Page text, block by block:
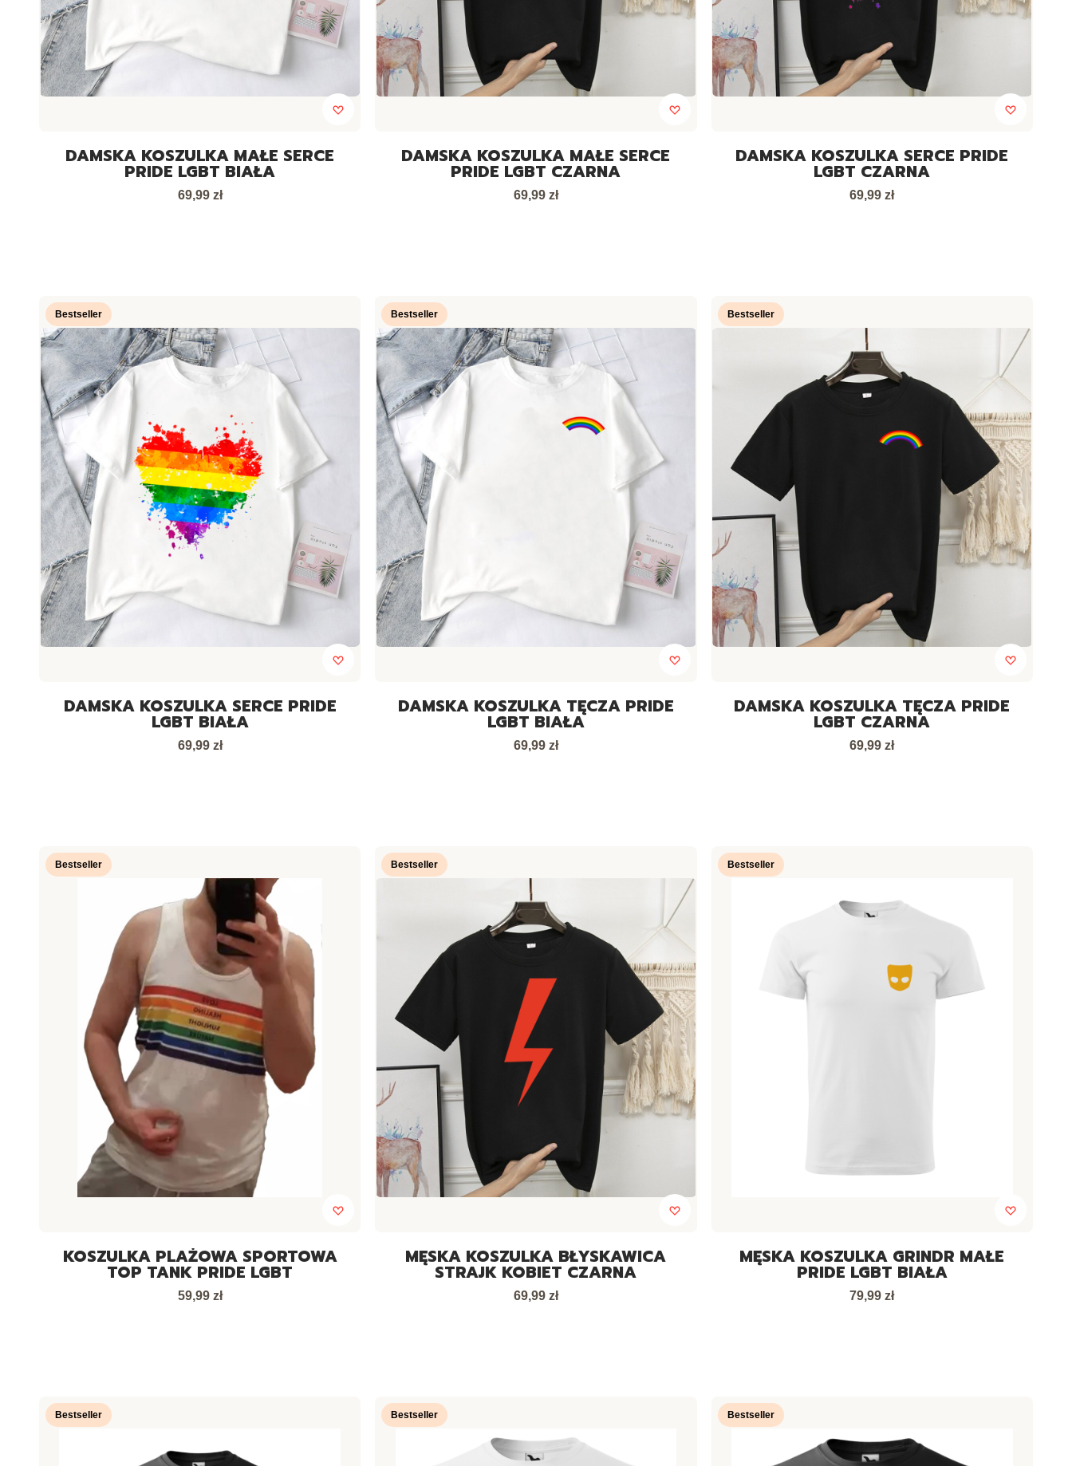
DAMSKA KOSZULKA MAŁE SERCE
PRIDE LGBT BIAŁA
Cena
69,99 zł
DAMSKA KOSZULKA MAŁE SERCE
PRIDE LGBT CZARNA
Cena
69,99 zł
DAMSKA KOSZULKA SERCE PRIDE
LGBT CZARNA
Cena
69,99 zł
Bestseller
DAMSKA KOSZULKA SERCE PRIDE
LGBT BIAŁA
Cena
69,99 zł
Bestseller
DAMSKA KOSZULKA TĘCZA PRIDE
LGBT BIAŁA
Cena
69,99 zł
Bestseller
DAMSKA KOSZULKA TĘCZA PRIDE
LGBT CZARNA
Cena
69,99 zł
Bestseller
KOSZULKA PLAŻOWA SPORTOWA
TOP TANK PRIDE LGBT
Cena
59,99 zł
Bestseller
MĘSKA KOSZULKA BŁYSKAWICA
STRAJK KOBIET CZARNA
Cena
69,99 zł
Bestseller
MĘSKA KOSZULKA GRINDR MAŁE
PRIDE LGBT BIAŁA
Cena
79,99 zł
Bestseller Bestseller Bestseller